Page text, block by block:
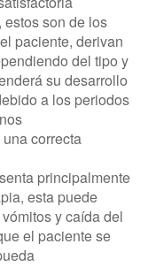
estos son de los
paciente, derivan
del tipo y
su desarrollo
a los periodos
correcta
principalmente
esta puede
y caída del
el paciente se